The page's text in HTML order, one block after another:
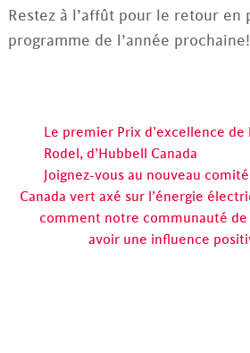
Restez à l’affût pour le retour en
programme de l’année prochaine!
Le premier Prix d’excellence de
Rodel, d’Hubbell Canada
Joignez-vous au nouveau
Canada vert axé sur l’énergie
comment notre communauté
avoir une influence